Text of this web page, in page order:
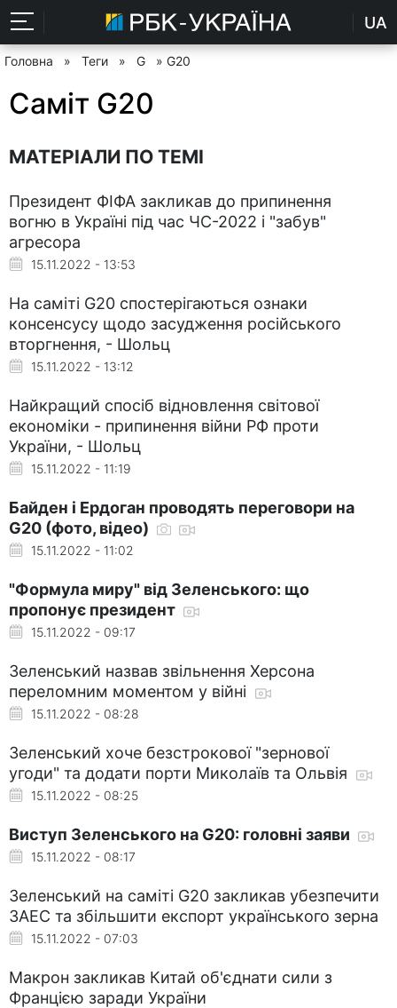
UA
Головна » Теги » G » G20
Саміт G20
МАТЕРІАЛИ ПО ТЕМІ
Президент ФІФА закликав до припинення
вогню в Україні під час ЧС-2022 і "забув"
агресора
15.11.2022 - 13:53
На саміті G20 спостерігаються ознаки
консенсусу щодо засудження російського
вторгнення, - Шольц
15.11.2022 - 13:12
Найкращий спосіб відновлення світової
економіки - припинення війни РФ проти
України, - Шольц
15.11.2022 - 11:19
Байден і Ердоган проводять переговори на
G20 (фото, відео)
15.11.2022 - 11:02
"Формула миру" від Зеленського: що
пропонує президент
15.11.2022 - 09:17
Зеленський назвав звільнення Херсона
переломним моментом у війні
15.11.2022 - 08:28
Зеленський хоче безстрокової "зернової
угоди" та додати порти Миколаїв та Ольвія
15.11.2022 - 08:25
Виступ Зеленського на G20: головні заяви
15.11.2022 - 08:17
Зеленський на саміті G20 закликав убезпечити
ЗАЕС та збільшити експорт українського зерна
15.11.2022 - 07:03
Макрон закликав Китай об'єднати сили з
Францією заради України